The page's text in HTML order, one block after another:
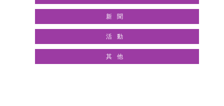
新聞
活動
其他